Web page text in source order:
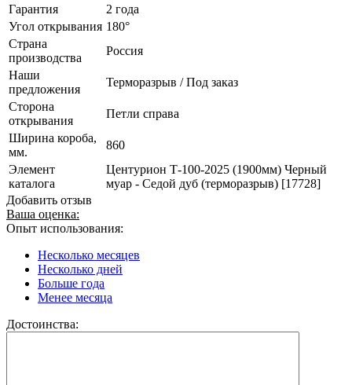
Гарантия
2 года
Угол открывания 180°
Страна
производства
Россия
Наши
предложения
Терморазрыв / Под заказ
Сторона
открывания
Петли справа
Ширина короба,
мм.
860
Элемент
каталога
Центурион Т-100-2025 (1900мм) Черный
муар - Седой дуб (терморазрыв) [17728]
Добавить отзыв
Ваша оценка:
Опыт использования:
Несколько месяцев
Несколько дней
Больше года
Менее месяца
Достоинства: